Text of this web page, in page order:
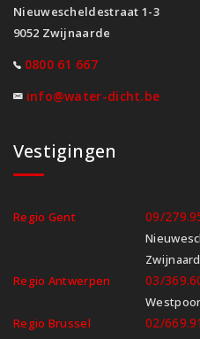
Nieuwescheldestraat 1-3
9052 Zwijnaarde
0800 61 667
info@water-dicht.be
Vestigingen
Regio Gent 09/
Regio Antwerpen
03/
Regio Brussel
02/